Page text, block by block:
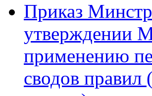
Приказ
утверждении
применению
сводов правил